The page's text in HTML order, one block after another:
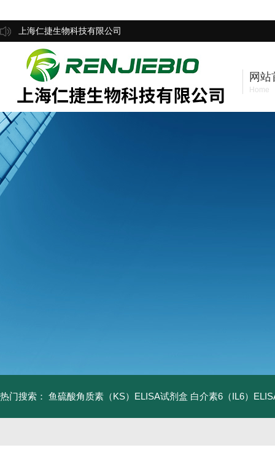
上海仁捷生物科技有限公司
网站
Home
热门搜索： 鱼硫酸角质素（KS）ELISA试剂盒 白介素6（IL6）